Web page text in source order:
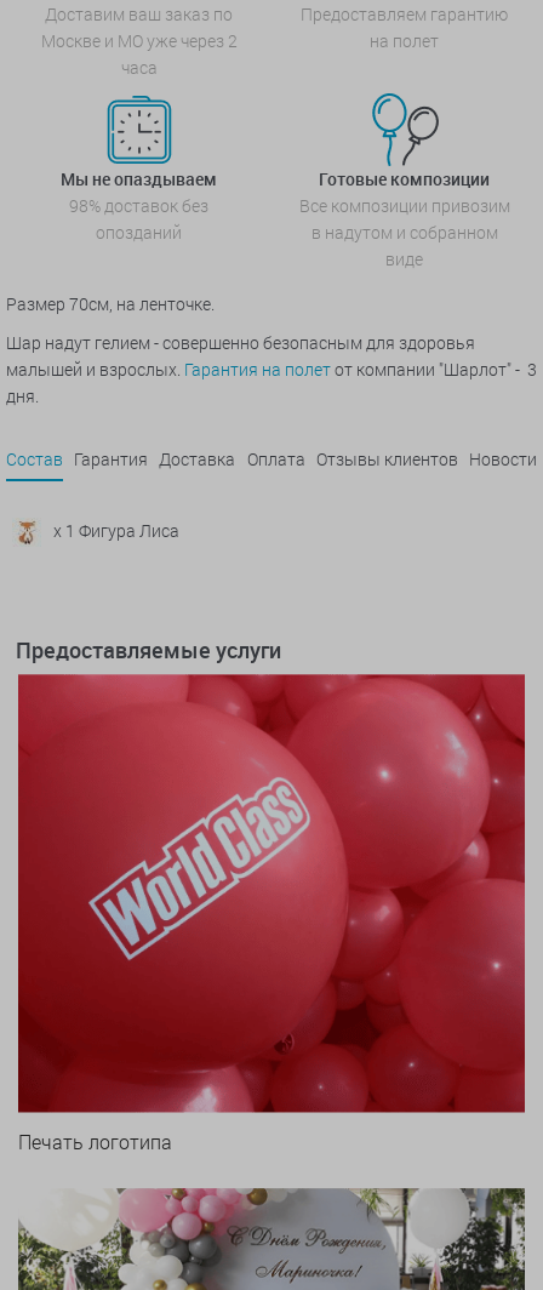
Доставим ваш заказ по
Москве и МО уже через 2
часа
Предоставляем гарантию
на полет
Мы не опаздываем
98% доставок без
опозданий
Готовые композиции
Все композиции привозим
в надутом и собранном
виде
Размер 70см, на ленточке.
Шар надут гелием - совершенно безопасным для здоровья
малышей и взрослых. Гарантия на полетот компании "Шарлот" - 3
дня.
Состав Гарантия Доставка Оплата Отзывы клиентов Новости
x 1 Фигура Лиса
Предоставляемые услуги
Печать логотипа